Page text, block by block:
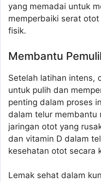
yang memadai untuk
memperbaiki serat
fisik.
Membantu
Setelah latihan intens,
untuk pulih dan
penting dalam proses
dalam telur membantu
jaringan otot yang
dan vitamin D dalam
kesehatan otot secara
Lemak sehat dalam